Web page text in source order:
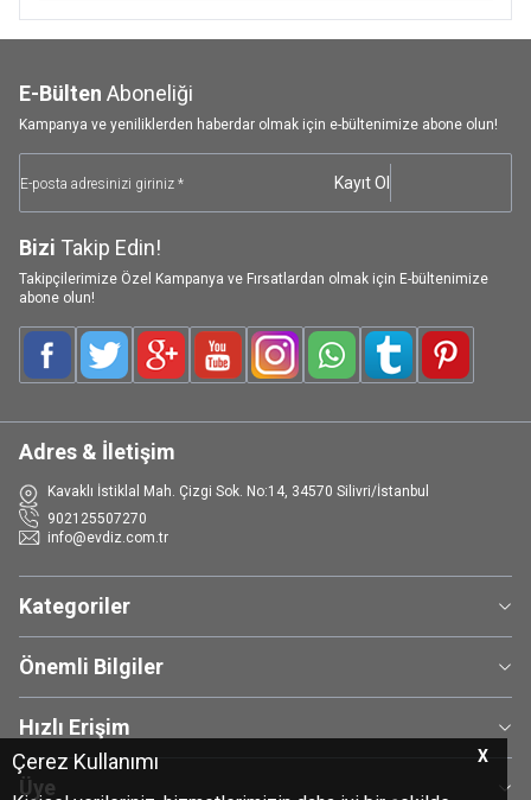
X
Çerez Kullanımı
E-Bülten Aboneliği
Kampanya ve yeniliklerden haberdar olmak için e-bültenimize abone olun!
Kayıt Ol
Bizi Takip Edin!
Takipçilerimize Özel Kampanya ve Fırsatlardan olmak için E-bültenimize
abone olun!
FacebookTwitterGoogle-PlusYoutubeInstagramWhatsAppTumblrPinterest
Adres & İletişim
Kavaklı İstiklal Mah. Çizgi Sok. No:14, 34570 Silivri/İstanbul
902125507270
info@evdiz.com.tr
Kategoriler
Önemli Bilgiler
Hızlı Erişim
Üye